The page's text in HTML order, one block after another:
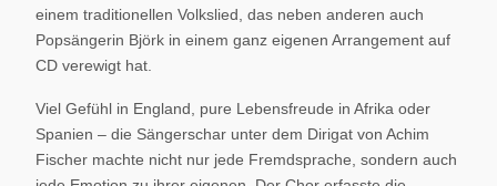
einem traditionellen Volkslied, das neben anderen auch
Popsängerin Björk in einem ganz eigenen Arrangement auf
CD verewigt hat.
Viel Gefühl in England, pure Lebensfreude in Afrika oder
Spanien – die Sängerschar unter dem Dirigat von Achim
Fischer machte nicht nur jede Fremdsprache, sondern auch